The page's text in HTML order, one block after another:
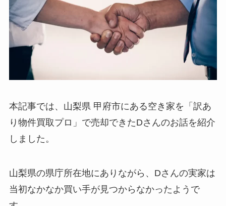
本記事では、山梨県 甲府市にある空き家を「訳あ
り物件買取プロ」で売却できたDさんのお話を紹介
しました。
山梨県の県庁所在地にありながら、Dさんの実家は
当初なかなか買い手が見つからなかったようで